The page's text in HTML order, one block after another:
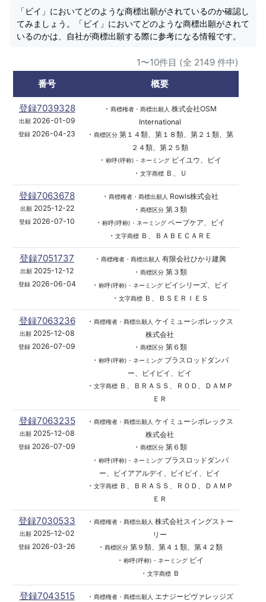
「ビイ」においてどのような商標出願がされているのか確認し
てみましょう。「ビイ」においてどのような商標出願がされて
いるのかは、自社が商標出願する際に参考になる情報です。
1〜10件目 (全 2149 件中)
番号
概要
登録7039328
出願2026-01-09
登録 2026-04-23
・ 商標権者・商標出願人 株式会社OSM
International
・ 商標区分第１４類、第１８類、第２１類、第
２４類、第２５類
・ 称呼(呼称)・ネーミングビイユウ、ビイ
・ 文字商標Ｂ、Ｕ
登録7063678
出願2025-12-22
登録 2026-07-10
・ 商標権者・商標出願人
Rowls株式会社
・ 商標区分第３類
・ 称呼(呼称)・ネーミングベーブケア、ビイ
・ 文字商標Ｂ、ＢＡＢＥＣＡＲＥ
登録7051737
出願 2025-12-12
登録2026-06-04
・ 商標権者・商標出願人 有限会社ひかり建興
・ 商標区分第３類
・ 称呼(呼称)・ネーミングビイシリーズ、ビイ
・ 文字商標Ｂ、ＢＳＥＲＩＥＳ
登録7063236
出願2025-12-08
登録 2026-07-09
・ 商標権者・商標出願人 ケイミューシポレックス
株式会社
・ 商標区分第６類
・ 称呼(呼称)・ネーミングブラスロッドダンパ
ー、ビイビイ、ビイ
・ 文字商標Ｂ、ＢＲＡＳＳ、ＲＯＤ、ＤＡＭＰ
ＥＲ
登録7063235
出願2025-12-08
登録 2026-07-09
・ 商標権者・商標出願人 ケイミューシポレックス
株式会社
・ 商標区分第６類
・ 称呼(呼称)・ネーミングブラスロッドダンパ
ー、ビイアアルデイ、ビイビイ、ビイ
・ 文字商標Ｂ、ＢＲＡＳＳ、ＲＯＤ、ＤＡＭＰ
ＥＲ
登録7030533
出願 2025-12-02
登録 2026-03-26
・ 商標権者・商標出願人 株式会社スイングストー
リー
・ 商標区分第９類、第４１類、第４２類
・ 称呼(呼称)・ネーミングビイ
・ 文字商標Ｂ
登録7043515 ・ 商標権者・商標出願人
エナジービヴァレッジズ